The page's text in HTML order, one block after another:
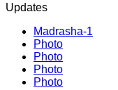
Updates
Madrasha-1
Photo
Photo
Photo
Photo